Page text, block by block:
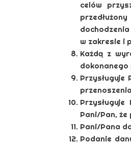
celów
w zakresie i
Każdą z
dokonanego
Pani/Pan,
Pani/Pana
Podanie